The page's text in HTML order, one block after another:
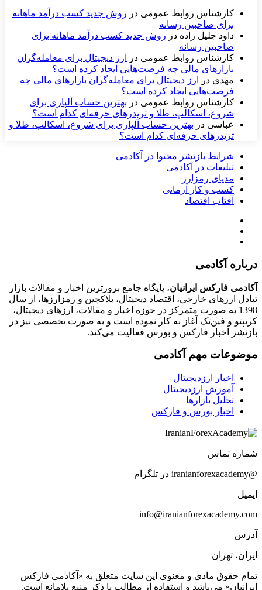
کارشناس روابط عمومی در روش جدید کسب درآمد ماهانه
برای صاحبین رسانه
داود جلیل زاده در روش جدید کسب درآمد ماهانه برای
صاحبین رسانه
کارشناس روابط عمومی در
ارز دیجیتال برای معامله‌گران
بازارهای مالی چه فرصت‌هایی ایجاد کرده است؟
مهدی در
ارز دیجیتال برای معامله‌گران بازارهای مالی چه
فرصت‌هایی ایجاد کرده است؟
کارشناس روابط عمومی در بهترین حساب آلپاری برای
شروع، اسکالپ، طلا و تریدرهای حرفه‌ای کدام است؟
عباسی در بهترین حساب آلپاری برای شروع، اسکالپ، طلا و
تریدرهای حرفه‌ای کدام است؟
شرایط بازنشر محتوا در آکادمی
تبلیغات در آکادمی
مدیای رمزارز
کسب و کار آرمانی
آفتاب اقتصاد
درباره آکادمی
آکادمی فارکس ایرانیان، پایگاه جامع بروزترین اخبار و مقالات بازار
تبادل ارزهای خارجی، اقتصاد دیجیتال، بلاکچین و رمزارزها، از سال
1398 به صورت متمرکز در حوزه اخبار و مقالات، ارزهای‌ دیجیتال،
کریپتو و فین‌تک آغاز به کار نموده است و به صورت تخصصی نیز در
بازنشر اخبار فارکس و بورس فعالیت می‌کند.
موضوعات مهم آکادمی
اخبار ارزدیجیتال
آموزش ارزدیجیتال
تحلیل بازارها
اخبار بورس و فارکس
شماره تماس
@iranianforexacademy در تلگرام
ایمیل
info@iranianforexacademy.com
آدرس
ایران، تهران
تمام حقوق مادی و معنوی این سایت متعلق به «آکادمی فارکس
ایرانیان» می‌باشد و استفاده از مطالب با ذکر منبع بلامانع است.